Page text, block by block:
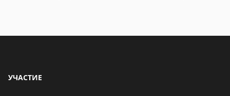
УЧАСТИЕ